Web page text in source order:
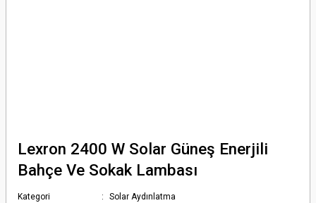
Lexron 2400 W Solar Güneş Enerjili
Bahçe Ve Sokak Lambası
Kategori
Solar Aydınlatma